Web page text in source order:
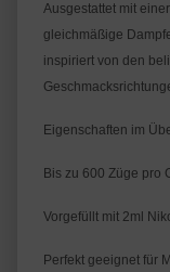
Ausgestattet mit
gleichmäßige
inspiriert von den
Eigenschaften im
Bis zu 600 Züge pro
Vorgefüllt mit 2ml
Perfekt geeignet für